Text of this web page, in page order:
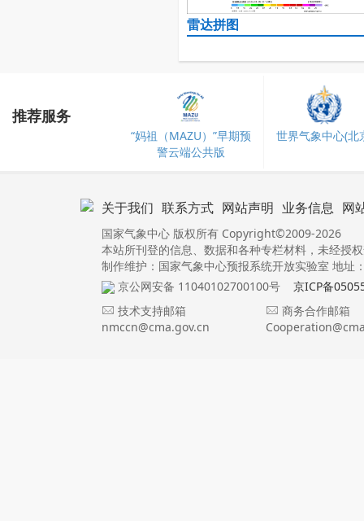
雷达拼图
推荐服务
“妈祖（MAZU）”早期预
警云端公共版
世界气象中心(北
关于我们 联系方式 网站声明 业务信息 网
国家气象中心 版权所有 Copyright©2009-2026
本站所刊登的信息、数据和各种专栏材料，未经授
制作维护：国家气象中心预报系统开放实验室 地址
京公网安备 11040102700100号
京ICP备
技术支持邮箱
nmccn@cma.gov.cn
商务合作邮箱